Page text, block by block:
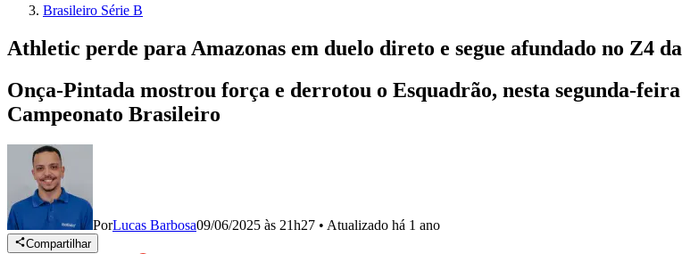
Brasileiro Série B
Athletic perde para Amazonas em duelo direto e segue afundado no Z4
Onça-Pintada mostrou força e derrotou o Esquadrão, nesta segunda-
Campeonato Brasileiro
PorLucas Barbosa09/06/2025 às 21h27 • Atualizado há 1 ano
Compartilhar